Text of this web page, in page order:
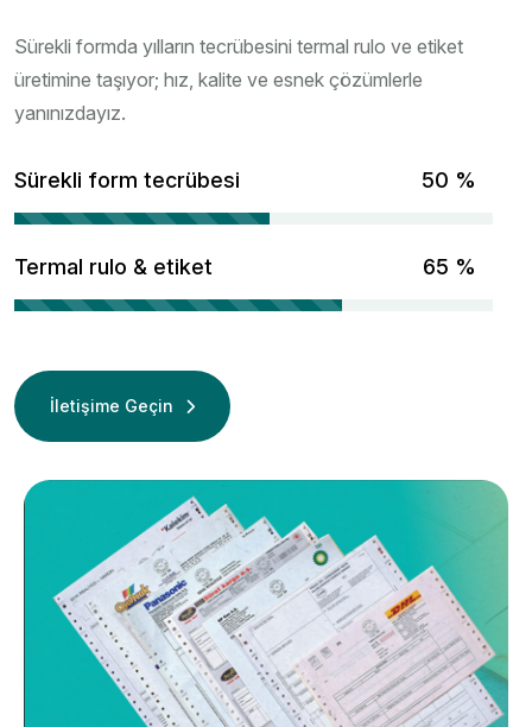
Sürekli formda yılların tecrübesini termal rulo ve etiket
üretimine taşıyor; hız, kalite ve esnek çözümlerle
yanınızdayız.
Sürekli form tecrübesi 67 %
Termal rulo & etiket 86 %
İletişime Geçin